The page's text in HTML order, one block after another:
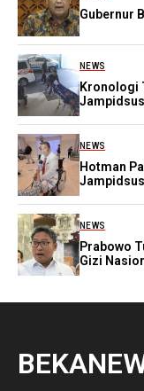
Gubernur
NEWS
Kronologi
NEWS
Hotman
NEWS
Prabowo
Gizi